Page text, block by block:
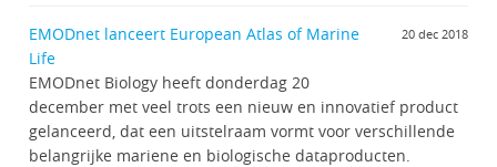
20 dec 2018
EMODnet lanceert European Atlas of Marine
Life
EMODnet Biology heeft donderdag 20
december met veel trots een nieuw en innovatief product
gelanceerd, dat een uitstelraam vormt voor verschillende
belangrijke mariene en biologische dataproducten.